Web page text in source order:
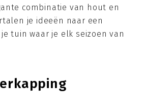
combinatie van hout en
je ideeën naar een
tuin waar je elk seizoen van